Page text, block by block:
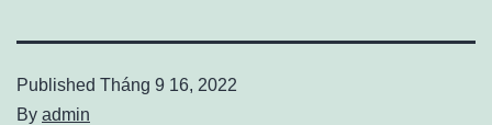
Published Tháng 9 16, 2022
By admin